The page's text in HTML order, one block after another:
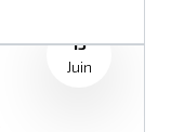
13
Juin